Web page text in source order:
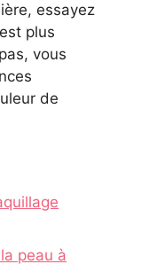
essayez
plus
vous
de
peau à